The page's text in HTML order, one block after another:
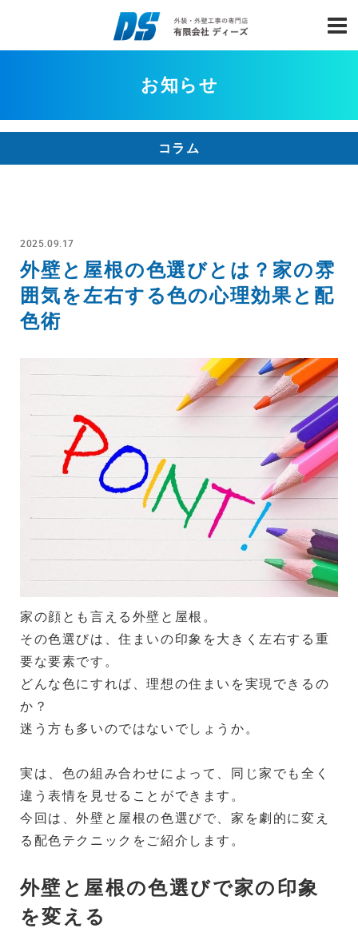
お知らせ
コラム
2025.09.17
外壁と屋根の色選びとは？家の雰
囲気を左右する色の心理効果と配
色術
家の顔とも言える外壁と屋根。
その色選びは、住まいの印象を大きく左右する重
要な要素です。
どんな色にすれば、理想の住まいを実現できるの
か？
迷う方も多いのではないでしょうか。
実は、色の組み合わせによって、同じ家でも全く
違う表情を見せることができます。
今回は、外壁と屋根の色選びで、家を劇的に変え
る配色テクニックをご紹介します。
外壁と屋根の色選びで家の印象
を変える